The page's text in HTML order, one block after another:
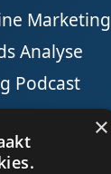
Marketing
Analyse
Podcast
×